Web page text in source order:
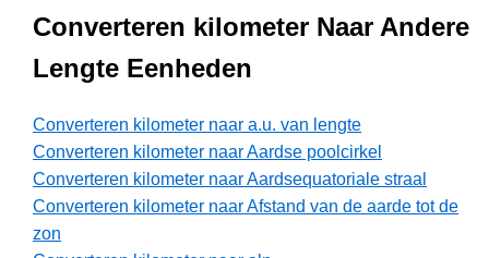
Converteren kilometer Naar Andere
Lengte Eenheden
Converteren kilometer naar a.u. van lengte
Converteren kilometer naar Aardse poolcirkel
Converteren kilometer naar Aardsequatoriale straal
Converteren kilometer naar Afstand van de aarde tot de
zon